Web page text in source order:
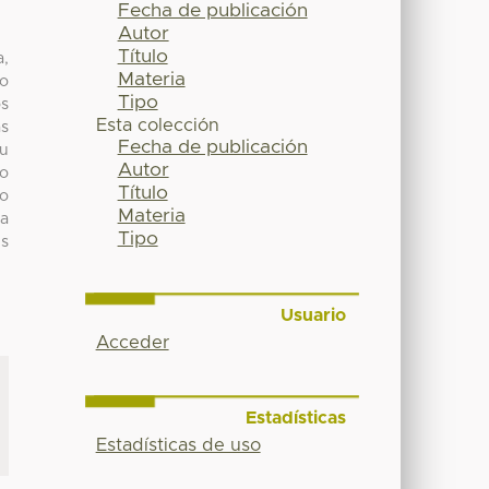
Fecha de publicación
Autor
Título
Materia
Tipo
Esta colección
Fecha de publicación
Autor
Título
Materia
Tipo
Usuario
Acceder
Estadísticas
Estadísticas de uso